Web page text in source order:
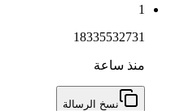
1
18335532731
منذ ساعة
نسخ الرسالة